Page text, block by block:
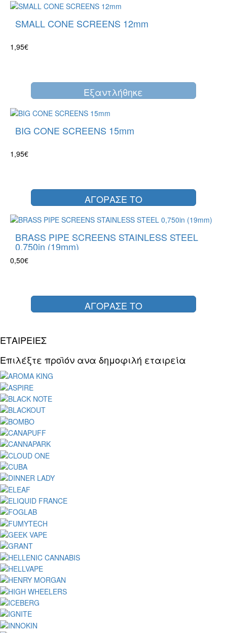
SMALL CONE SCREENS 12mm
1,95€
Eξαντλήθηκε
BIG CONE SCREENS 15mm
1,95€
ΑΓΟΡΑΣΕ ΤΟ
BRASS PIPE SCREENS STAINLESS STEEL
0,750in (19mm)
0,50€
ΑΓΟΡΑΣΕ ΤΟ
ΕΤΑΙΡΕΙΕΣ
Επιλέξτε προϊόν ανα δημοφιλή εταιρεία